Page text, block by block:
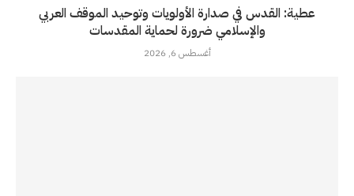
عطية: القدس في صدارة الأولويات وتوحيد الموقف العربي
والإسلامي ضرورة لحماية المقدسات
أغسطس 6, 2026